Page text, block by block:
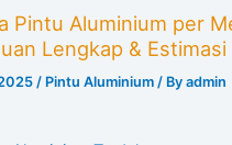
Pintu Aluminium per
Lengkap & Estimasi
/ Pintu Aluminium / Byadmin